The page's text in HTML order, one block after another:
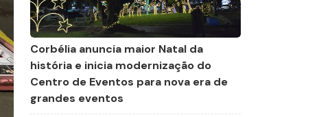
Corbélia anuncia maior Natal da
história e inicia modernização do
Centro de Eventos para nova era de
grandes eventos